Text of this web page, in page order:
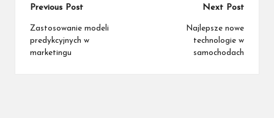
Post
navigation
Previous Post
Zastosowanie modeli
predykcyjnych w
marketingu
Next Post
Najlepsze nowe
technologie w
samochodach